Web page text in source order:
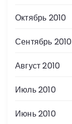
Октябрь 2010
Сентябрь 2010
Август 2010
Июль 2010
Июнь 2010